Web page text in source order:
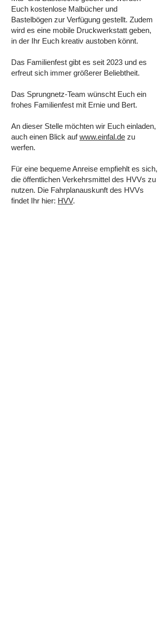
Euch kostenlose Malbücher und
Bastelbögen zur Verfügung gestellt. Zudem
wird es eine mobile Druckwerkstatt geben,
in der Ihr Euch kreativ austoben könnt.
Das Familienfest gibt es seit 2023 und es
erfreut sich immer größerer Beliebtheit.
Das Sprungnetz-Team wünscht Euch ein
frohes Familienfest mit Ernie und Bert.
An dieser Stelle möchten wir Euch einladen,
auch einen Blick aufwww.einfal.de zu
werfen.
Für eine bequeme Anreise empfiehlt es sich,
die öffentlichen Verkehrsmittel des HVVs zu
nutzen. Die Fahrplanauskunft des HVVs
findet Ihr hier: HVV.